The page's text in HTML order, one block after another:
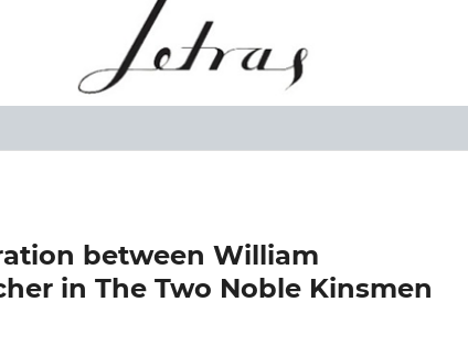
between William
in The Two Noble Kinsmen